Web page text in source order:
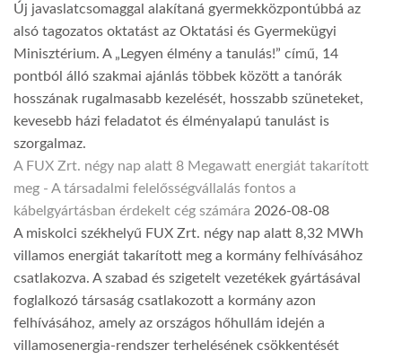
Új javaslatcsomaggal alakítaná gyermekközpontúbbá az
alsó tagozatos oktatást az Oktatási és Gyermekügyi
Minisztérium. A „Legyen élmény a tanulás!” című, 14
pontból álló szakmai ajánlás többek között a tanórák
hosszának rugalmasabb kezelését, hosszabb szüneteket,
kevesebb házi feladatot és élményalapú tanulást is
szorgalmaz.
A FUX Zrt. négy nap alatt 8 Megawatt energiát takarított
meg - A társadalmi felelősségvállalás fontos a
kábelgyártásban érdekelt cég számára 2026-08-08
A miskolci székhelyű FUX Zrt. négy nap alatt 8,32 MWh
villamos energiát takarított meg a kormány felhívásához
csatlakozva. A szabad és szigetelt vezetékek gyártásával
foglalkozó társaság csatlakozott a kormány azon
felhívásához, amely az országos hőhullám idején a
villamosenergia-rendszer terhelésének csökkentését